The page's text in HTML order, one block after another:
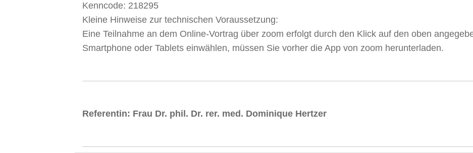
Kenncode: 218295
Kleine Hinweise zur technischen Voraussetzung:
Eine Teilnahme an dem Online-Vortrag über zoom erfolgt durch den Klick auf den oben
Smartphone oder Tablets einwählen, müssen Sie vorher die App von zoom herunterladen.
Referentin: Frau Dr. phil. Dr. rer. med. Dominique Hertzer